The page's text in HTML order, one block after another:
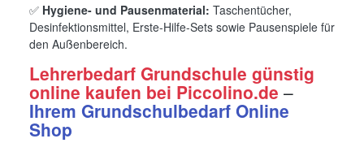
✅ Hygiene- und Pausenmaterial: Taschentücher,
Desinfektionsmittel, Erste-Hilfe-Sets sowie Pausenspiele für
den Außenbereich.
Lehrerbedarf Grundschule günstig
online kaufen bei Piccolino.de –
Ihrem Grundschulbedarf Online
Shop